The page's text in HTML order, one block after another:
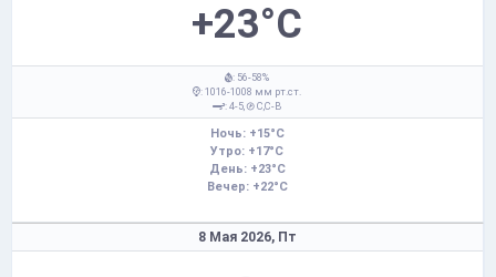
+23°C
: 56-58%
: 1016-1008 мм рт.ст.
: 4-5,
С,С-В
Ночь: +15°C
Утро: +17°C
День: +23°C
Вечер: +22°C
8 Мая 2026, Пт